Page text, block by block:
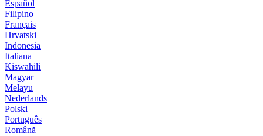
Español
Filipino
Français
Hrvatski
Indonesia
Italiana
Kiswahili
Magyar
Melayu
Nederlands
Polski
Português
Română